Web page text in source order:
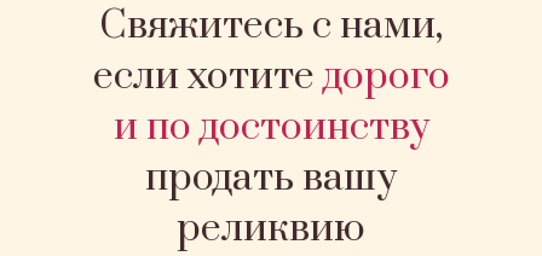
Свяжитесь с нами,
если хотитедорого
и по достоинству
продать вашу
реликвию